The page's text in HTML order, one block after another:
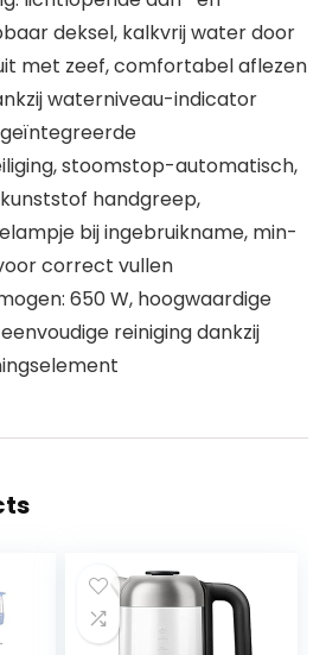
deksel, kalkvrij water door
met zeef, comfortabel aflezen
waterniveau-indicator
geïntegreerde
stoomstop-automatisch,
handgreep,
bij ingebruikname, min-
correct vullen
650 W, hoogwaardige
reiniging dankzij